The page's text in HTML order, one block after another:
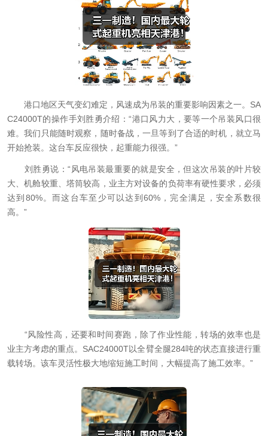
港口地区天气变幻难定，风速成为吊装的重要影响因素之一。SA
C24000T的操作手刘胜勇介绍：“港口风力大，要等一个吊装风口很
难。我们只能随时观察，随时备战，一旦等到了合适的时机，就立马
开始抢装。这台车反应很快，起重能力很强。”
刘胜勇说：“风电吊装最重要的就是安全，但这次吊装的叶片较
大、机舱较重、塔筒较高，业主方对设备的负荷率有硬性要求，必须
达到80%。而这台车至少可以达到60%，完全满足，安全系数很
高。”
“风险性高，还要和时间赛跑，除了作业性能，转场的效率也是
业主方考虑的重点。SAC24000T以全臂全腿284吨的状态直接进行重
载转场。该车灵活性极大地缩短施工时间，大幅提高了施工效率。”